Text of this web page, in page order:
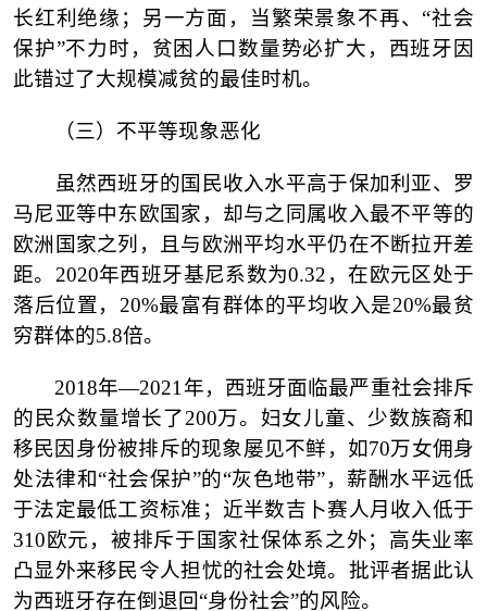
长红利绝缘；另一方面，当繁荣景象不再、“社会
保护”不力时，贫困人口数量势必扩大，西班牙因
此错过了大规模减贫的最佳时机。
（三） 不平等现象恶化
虽然西班牙的国民收入水平高于保加利亚、罗
马尼亚等中东欧国家，却与之同属收入最不平等的
欧洲国家之列，且与欧洲平均水平仍在不断拉开差
距。 2020年西班牙基尼系数为0.32，在欧元区处于
落后位置，20%最富有群体的平均收入是20%最贫
穷群体的5.8倍。
2018年—2021年，西班牙面临最严重社会排斥
的民众数量增长了200万。妇女儿童、少数族裔和
移民因身份被排斥的现象屡见不鲜，如70万女佣身
处法律和“社会保护”的“灰色地带”，薪酬水平远低
于法定最低工资标准；近半数吉卜赛人月收入低于
310欧元，被排斥于国家社保体系之外；高失业率
凸显外来移民令人担忧的社会处境。批评者据此认
为西班牙存在倒退回“身份社会”的风险。